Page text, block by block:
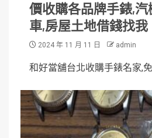
價收購各品牌手錶,
車,房屋土地借錢找我
2024 年 11 月 11 日 admin
和好當舖台北收購手錶名家,